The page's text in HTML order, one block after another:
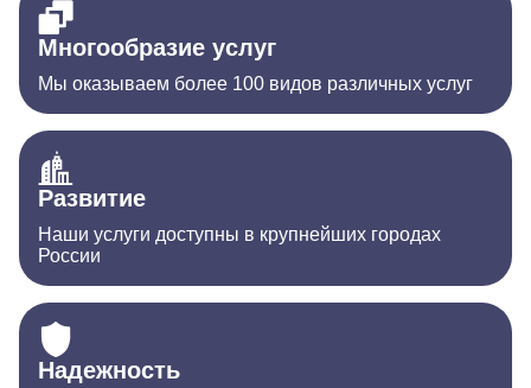
Многообразие услуг
Мы оказываем более 100 видов различных услуг
Развитие
Наши услуги доступны в крупнейших городах
России
Надежность